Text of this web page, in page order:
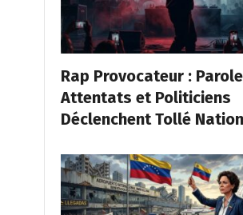
Rap Provocateur :
Attentats et Politiciens
Déclenchent Tollé